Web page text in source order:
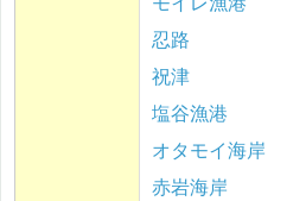
忍路
祝津
塩谷漁港
オタモイ海岸
赤岩海岸